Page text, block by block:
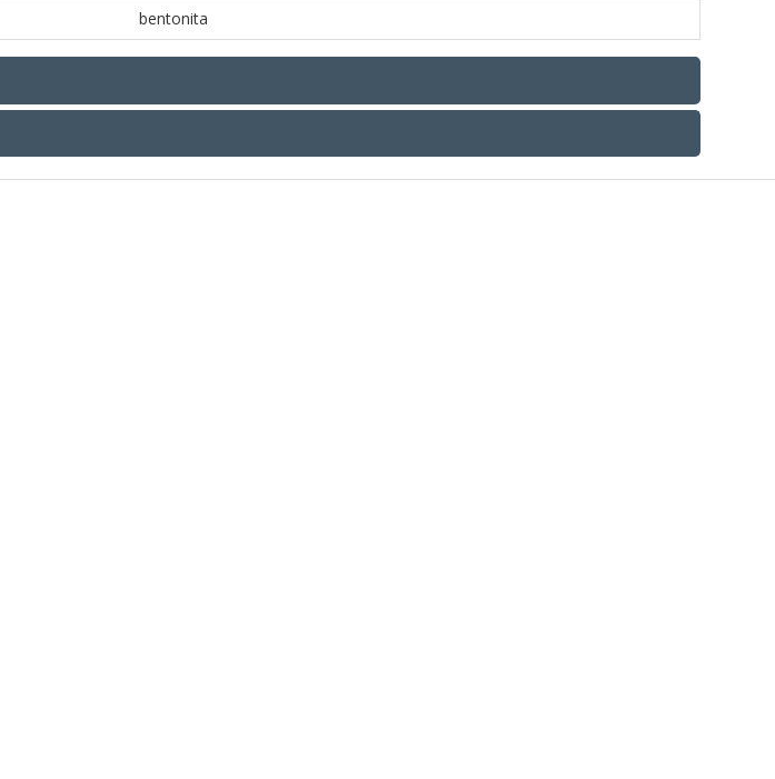
bentonita